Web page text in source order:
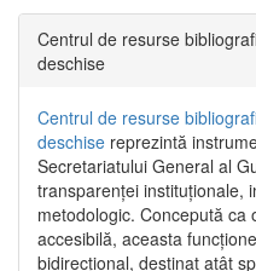
Centrul de resurse
deschise
Centrul de resurse
deschise reprezintă
Secretariatului General al
transparenței instituționale,
metodologic. Concepută ca
accesibilă, aceasta
bidirecțional, destinat atât